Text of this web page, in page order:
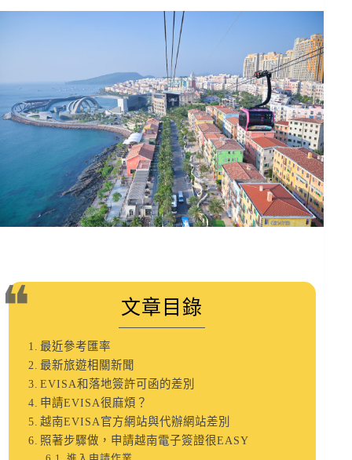
文章目錄
最近參考匯率
最新旅遊相關新聞
EVISA和落地簽許可函的差別
申請EVISA很麻煩？
越南EVISA官方網站與代辦網站差別
照著步驟做，申請越南電子簽證很EASY